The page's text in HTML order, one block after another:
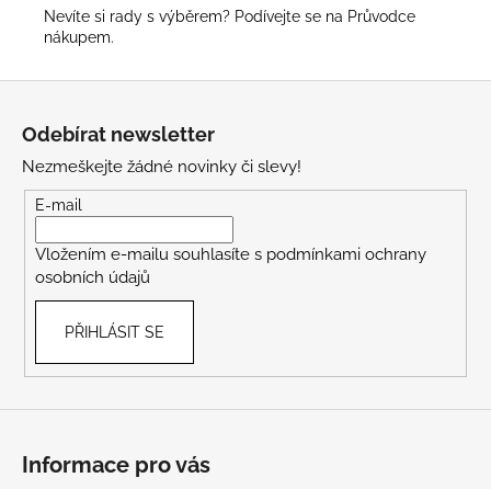
Nevíte si rady s výběrem? Podívejte se na Průvodce
nákupem.
Odebírat newsletter
Nezmeškejte žádné novinky či slevy!
E-mail
Vložením e-mailu souhlasíte s podmínkami ochrany
osobních údajů
PŘIHLÁSIT SE
Informace pro vás